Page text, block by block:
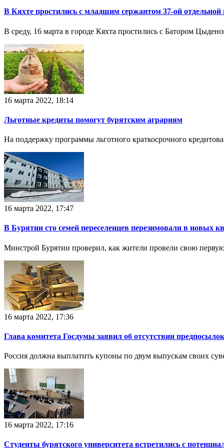
В Кяхте простились с младшим сержантом 37-ой отдельной
В среду, 16 марта в городе Кяхта простились с Батором
16 марта 2022, 18:14
Льготные кредиты помогут бурятским аграриям
На поддержку программы льготного краткосрочного
16 марта 2022, 17:47
В Бурятии сто семей переселенцев перезимовали в новых
Минстрой Бурятии проверил, как жители провели свою
16 марта 2022, 17:36
Глава комитета Госдумы заявил об отсутствии
Россия должна выплатить купоны по двум выпускам своих
16 марта 2022, 17:16
Студенты бурятского университета встретились с